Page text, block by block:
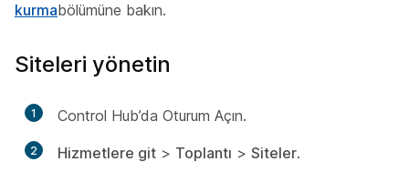
kurmabölümüne bakın.
Siteleri yönetin
1 Control Hub’da Oturum Açın.
2 Hizmetlere git > Toplantı > Siteler.